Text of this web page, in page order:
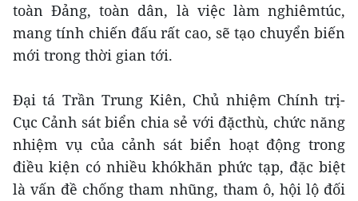
toàn Đảng, toàn dân, là việc làm nghiêmtúc,
mang tính chiến đấu rất cao, sẽ tạo chuyển biến
mới trong thời gian tới.
Đại tá Trần Trung Kiên, Chủ nhiệm Chính trị-
Cục Cảnh sát biển chia sẻ với đặcthù, chức năng
nhiệm vụ của cảnh sát biển hoạt động trong
điều kiện có nhiều khókhăn phức tạp, đặc biệt
là vấn đề chống tham nhũng, tham ô, hội lộ đối